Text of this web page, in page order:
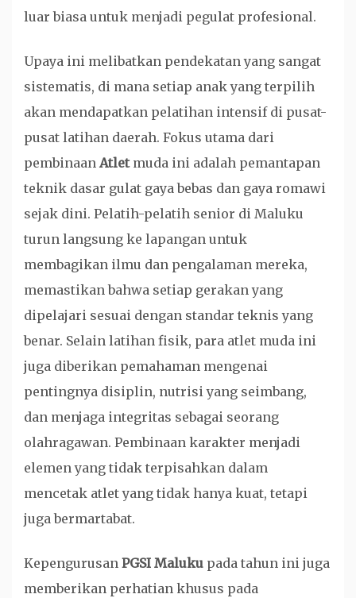
luar biasa untuk menjadi pegulat profesional.
Upaya ini melibatkan pendekatan yang sangat
sistematis, di mana setiap anak yang terpilih
akan mendapatkan pelatihan intensif di pusat-
pusat latihan daerah. Fokus utama dari
pembinaan Atletmuda ini adalah pemantapan
teknik dasar gulat gaya bebas dan gaya romawi
sejak dini. Pelatih-pelatih senior di Maluku
turun langsung ke lapangan untuk
membagikan ilmu dan pengalaman mereka,
memastikan bahwa setiap gerakan yang
dipelajari sesuai dengan standar teknis yang
benar. Selain latihan fisik, para atlet muda ini
juga diberikan pemahaman mengenai
pentingnya disiplin, nutrisi yang seimbang,
dan menjaga integritas sebagai seorang
olahragawan. Pembinaan karakter menjadi
elemen yang tidak terpisahkan dalam
mencetak atlet yang tidak hanya kuat, tetapi
juga bermartabat.
Kepengurusan PGSI Maluku pada tahun ini juga
memberikan perhatian khusus pada